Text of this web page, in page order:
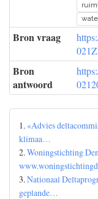
Bron vraag
Bron
antwoord
1. «Advies
klimaa…
2.Woningstichting
3.Nationaal
geplande…